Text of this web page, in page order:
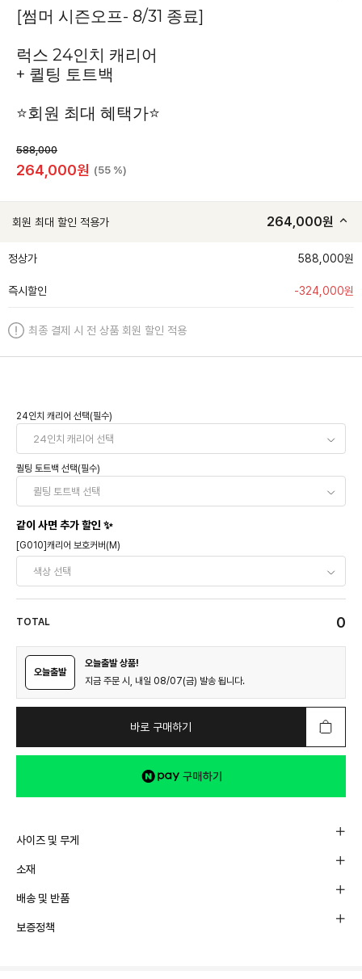
[썸머 시즌오프- 8/31 종료]
럭스 24인치 캐리어
+ 퀼팅 토트백
⭐회원 최대 혜택가⭐
588,000
264,000원 (55 %)
회원 최대 할인 적용가 264,000원
정상가 588,000원
즉시할인 -324,000원
최종 결제 시 전 상품 회원 할인 적용
24인치 캐리어 선택(필수)
퀼팅 토트백 선택(필수)
같이 사면 추가 할인 ✨
[G010]캐리어 보호커버(M)
TOTAL 0
오늘출발
오늘출발 상품!
지금 주문 시, 내일 08/07(금) 발송 됩니다.
바로 구매하기
사이즈 및 무게
소재
배송 및 반품
보증정책